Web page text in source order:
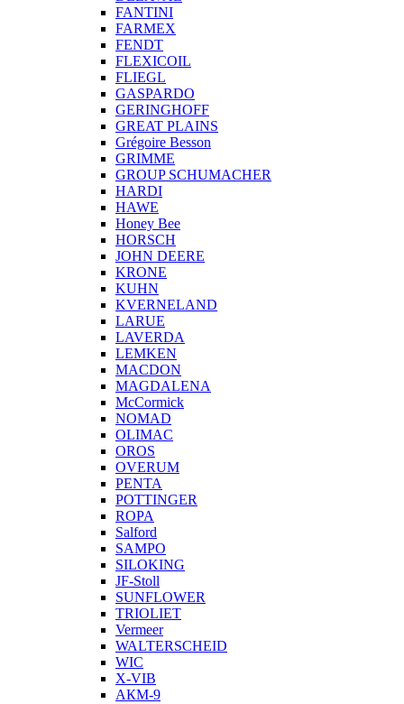
FANTINI
FARMEX
FENDT
FLEXICOIL
FLIEGL
GASPARDO
GERINGHOFF
GREAT PLAINS
Grégoire Besson
GRIMME
GROUP SCHUMACHER
HARDI
HAWE
Honey Bee
HORSCH
JOHN DEERE
KRONE
KUHN
KVERNELAND
LARUE
LAVERDA
LEMKEN
MACDON
MAGDALENA
McCormick
NOMAD
OLIMAC
OROS
OVERUM
PENTA
POTTINGER
ROPA
Salford
SAMPO
SILOKING
JF-Stoll
SUNFLOWER
TRIOLIET
Vermeer
WALTERSCHEID
WIC
X-VIB
АКМ-9